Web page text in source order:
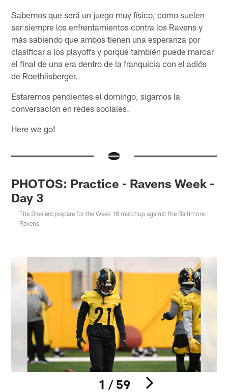
Sabemos que será un juego muy físico, como suelen
ser siempre los enfrentamientos contra los Ravens y
más sabiendo que ambos tienen una esperanza por
clasificar a los playoffs y porqué también puede marcar
el final de una era dentro de la franquicia con el adiós
de Roethlisberger.
Estaremos pendientes el domingo, sigamos la
conversación en redes sociales.
Here we go!
PHOTOS: Practice - Ravens Week -
Day 3
The Steelers prepare for the Week 18 matchup against the Baltimore
Ravens
1 / 59